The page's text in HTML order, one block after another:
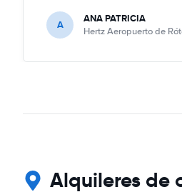
A ANA PATRICIA
Hertz Aeropuerto de
Alquileres de